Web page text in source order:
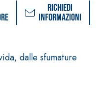
Richiedi
informazioni
dalle sfumature
Sistema